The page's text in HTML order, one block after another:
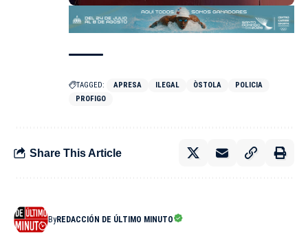
TAGGED: APRESA ILEGAL ÒSTOLA
POLICIA
PROFIGO
Share This Article
ByREDACCIÓN DE ÚLTIMO MINUTO